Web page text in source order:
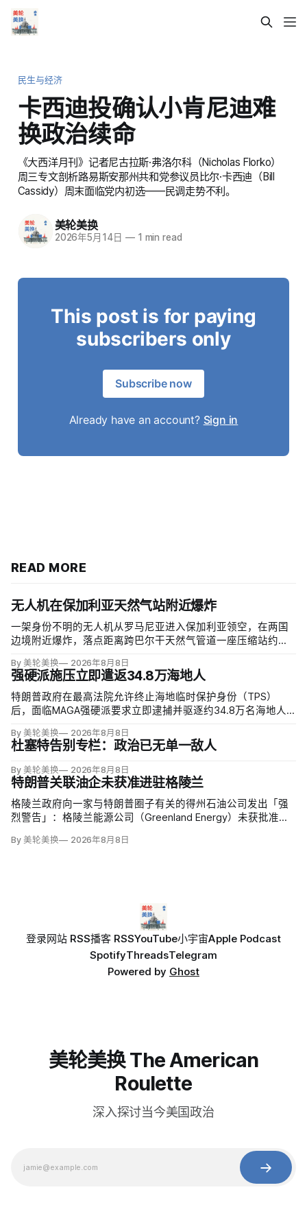
民生与经济
卡西迪投确认小肯尼迪难
换政治续命
《大西洋月刊》记者尼古拉斯·弗洛尔科（Nicholas Florko）
周三专文剖析路易斯安那州共和党参议员比尔·卡西迪（Bill
Cassidy）周末面临党内初选——民调走势不利。
美轮美换
2026年5月14日 —1 min read
This post is for paying
subscribers only
Subscribe now
Already have an account? Sign in
READ MORE
无人机在保加利亚天然气站附近爆炸
一架身份不明的无人机从罗马尼亚进入保加利亚领空，在两国
边境附近爆炸，落点距离跨巴尔干天然气管道一座压缩站约
夫说，罗马尼亚边防警察听到无人机噪音，保方巡逻队听到巨
响，但两国防空系统均未发现目标。
By 美轮美换 2026年8月8日
强硬派施压立即遣返34.8万海地人
特朗普政府在最高法院允许终止海地临时保护身份（TPS）
后，面临MAGA强硬派要求立即逮捕并驱逐约34.8万名海地人
至少50名海地人被叫到移民办公室并佩戴脚踝监控器，但突袭
尚未出现。
By 美轮美换 2026年8月8日
杜塞特告别专栏：政治已无单一敌人
By 美轮美换 2026年8月8日
特朗普关联油企未获准进驻格陵兰
格陵兰政府向一家与特朗普圈子有关的得州石油公司发出「强
烈警告」：格陵兰能源公司（Greenland Energy）未获批准，
地可能蕴藏价值1万亿美元原油，拟投资6000万美元钻两口
By 美轮美换 2026年8月8日
登录网站 RSS播客 RSSYouTube小宇宙Apple Podcast
SpotifyThreadsTelegram
Powered by Ghost
美轮美换 The American
Roulette
深入探讨当今美国政治